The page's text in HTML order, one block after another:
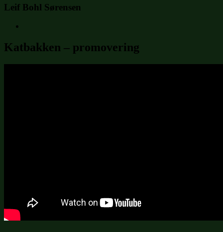
Leif Bohl Sørensen
Katbakken – promovering